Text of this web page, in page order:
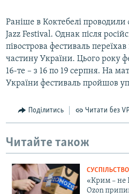
Раніше в Коктебелі
Jazz Festival. Однак після
півострова фестиваль
частину України. Цього року
16-те – з 16 по 19 серпня. На
України фестиваль пройшов
Поділитись Читати без
Читайте також
СУСПІЛЬСТВО
«Крим – не
Ozon